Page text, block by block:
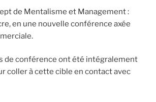
de Mentalisme et Management :
en une nouvelle conférence axée
de conférence ont été intégralement
coller à cette cible en contact avec